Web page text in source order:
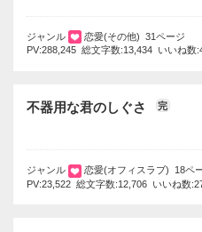
ジャンル
恋愛(その他) 31ページ
PV:288,245 総文字数:13,434 いいね数
不器用な君のしぐさ 完
ジャンル
恋愛(オフィスラブ) 18ペ
PV:23,522 総文字数:12,706 いいね数